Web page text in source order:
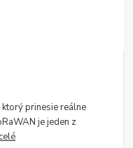
prinesie reálne
je jeden z